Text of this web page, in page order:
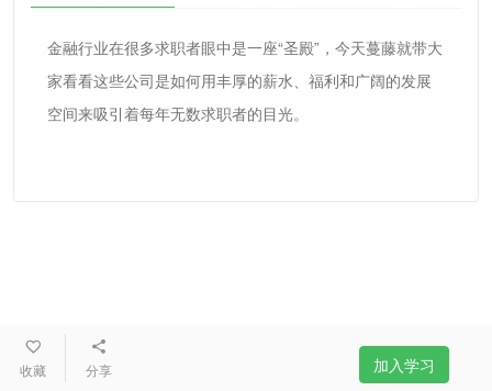
收藏 分享 加入学习
金融行业在很多求职者眼中是一座“圣殿”，今天蔓藤就带大
家看看这些公司是如何用丰厚的薪水、福利和广阔的发展
空间来吸引着每年无数求职者的目光。